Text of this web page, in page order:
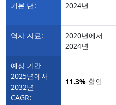
기본 년:
2024년
역사 자료:
2020년에서
2024년
예상 기간
2025년에서
2032년
CAGR:
11.3% 할인